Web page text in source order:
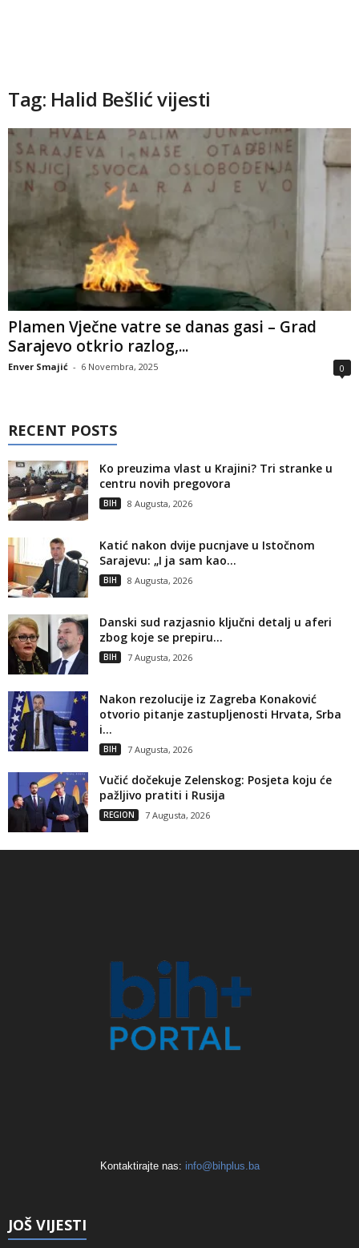
Tag: Halid Bešlić vijesti
Plamen Vječne vatre se danas gasi – Grad
Sarajevo otkrio razlog,...
Enver Smajić - 6 Novembra, 2025 0
RECENT POSTS
Ko preuzima vlast u Krajini? Tri stranke u
centru novih pregovora
BIH 8 Augusta, 2026
Katić nakon dvije pucnjave u Istočnom
Sarajevu: „I ja sam kao...
BIH 8 Augusta, 2026
Danski sud razjasnio ključni detalj u aferi
zbog koje se prepiru...
BIH 7 Augusta, 2026
Nakon rezolucije iz Zagreba Konaković
otvorio pitanje zastupljenosti Hrvata, Srba
i...
BIH 7 Augusta, 2026
Vučić dočekuje Zelenskog: Posjeta koju će
pažljivo pratiti i Rusija
REGION 7 Augusta, 2026
Kontaktirajte nas: info@bihplus.ba
JOŠ VIJESTI